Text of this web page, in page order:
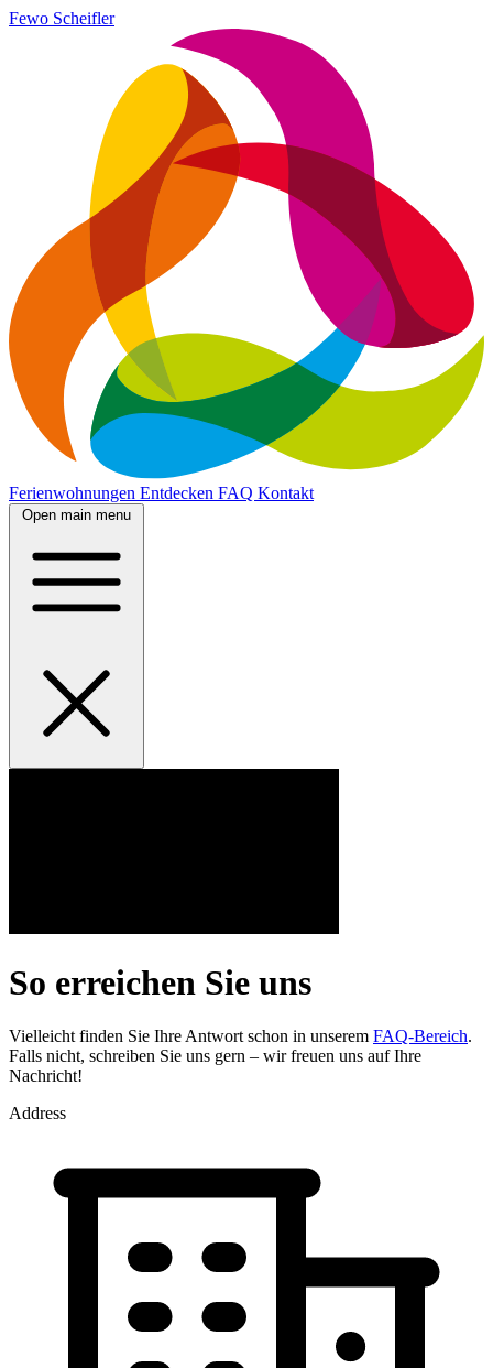
Fewo Scheifler
Ferienwohnungen Entdecken FAQ Kontakt
Open main menu
So erreichen Sie uns
Vielleicht finden Sie Ihre Antwort schon in unserem FAQ-Bereich.
Falls nicht, schreiben Sie uns gern – wir freuen uns auf Ihre
Nachricht!
Address